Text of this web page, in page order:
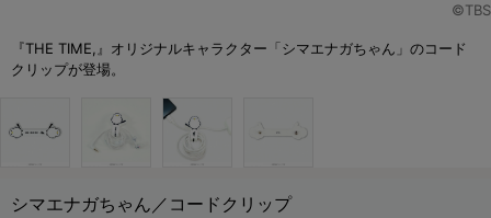
©TBS
『THE TIME,』オリジナルキャラクター「シマエナガちゃん」のコード
クリップが登場。
シマエナガちゃん／コードクリップ